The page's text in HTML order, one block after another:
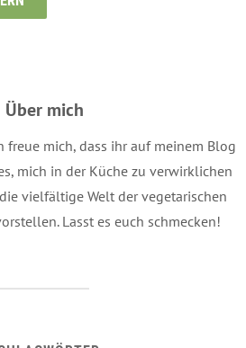
Über mich
freue mich, dass ihr auf meinem Blog
mich in der Küche zu verwirklichen
vielfältige Welt der vegetarischen
Lasst es euch schmecken!